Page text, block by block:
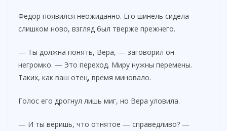
Федор появился неожиданно. Его шинель сидела
слишком ново, взгляд был тверже прежнего.
— Ты должна понять, Вера, — заговорил он
негромко. — Это переход. Миру нужны перемены.
Таких, как ваш отец, время миновало.
Голос его дрогнул лишь миг, но Вера уловила.
— И ты веришь, что отнятое — справедливо? —